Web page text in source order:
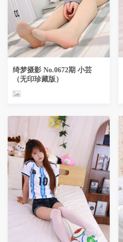
绮梦摄影 No.0672期 小芸
（无印珍藏版）